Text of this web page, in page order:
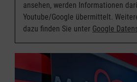
ansehen, werden Informationen
Youtube/Google übermittelt.
dazu finden Sie unter Google